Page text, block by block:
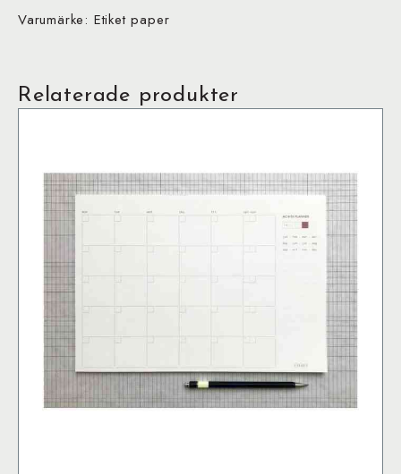
Varumärke: Etiket paper
Relaterade produkter